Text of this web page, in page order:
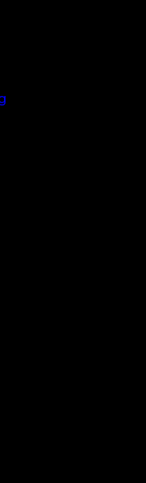
Moriawase
hợp
Moriawase